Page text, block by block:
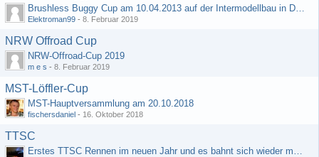
Brushless Buggy Cup am 10.04.2013 auf der Intermodellbau in Dortmund
Elektroman99 - 8. Februar 2019
NRW Offroad Cup
NRW-Offroad-Cup 2019
m e s - 8. Februar 2019
MST-Löffler-Cup
MST-Hauptversammlung am 20.10.2018
fischersdaniel - 16. Oktober 2018
TTSC
Erstes TTSC Rennen im neuen Jahr und es bahnt sich wieder mal eine Rekordteilnehmerzahl an